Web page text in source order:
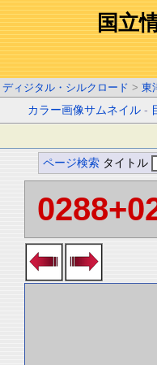
国立
ディジタル・シルクロード > 東
カラー画像サムネイル -
ページ検索 タイトル